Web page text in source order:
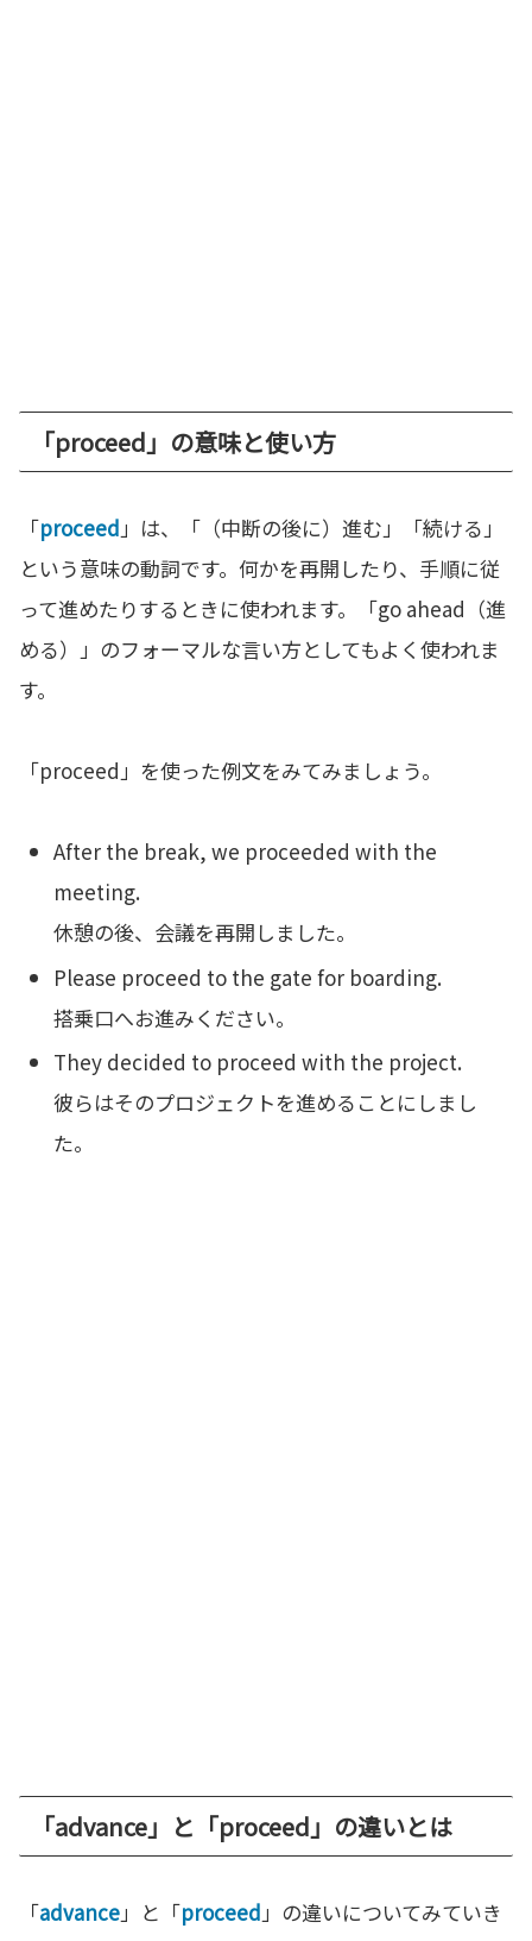
「proceed」の意味と使い方
「proceed」は、「（中断の後に）進む」「続ける」
という意味の動詞です。何かを再開したり、手順に従
って進めたりするときに使われます。「go ahead（進
める）」のフォーマルな言い方としてもよく使われま
す。
「proceed」を使った例文をみてみましょう。
After the break, we proceeded with the
meeting.
休憩の後、会議を再開しました。
Please proceed to the gate for boarding.
搭乗口へお進みください。
They decided to proceed with the project.
彼らはそのプロジェクトを進めることにしまし
た。
「advance」と「proceed」の違いとは
「advance」と「proceed」の違いについてみていき